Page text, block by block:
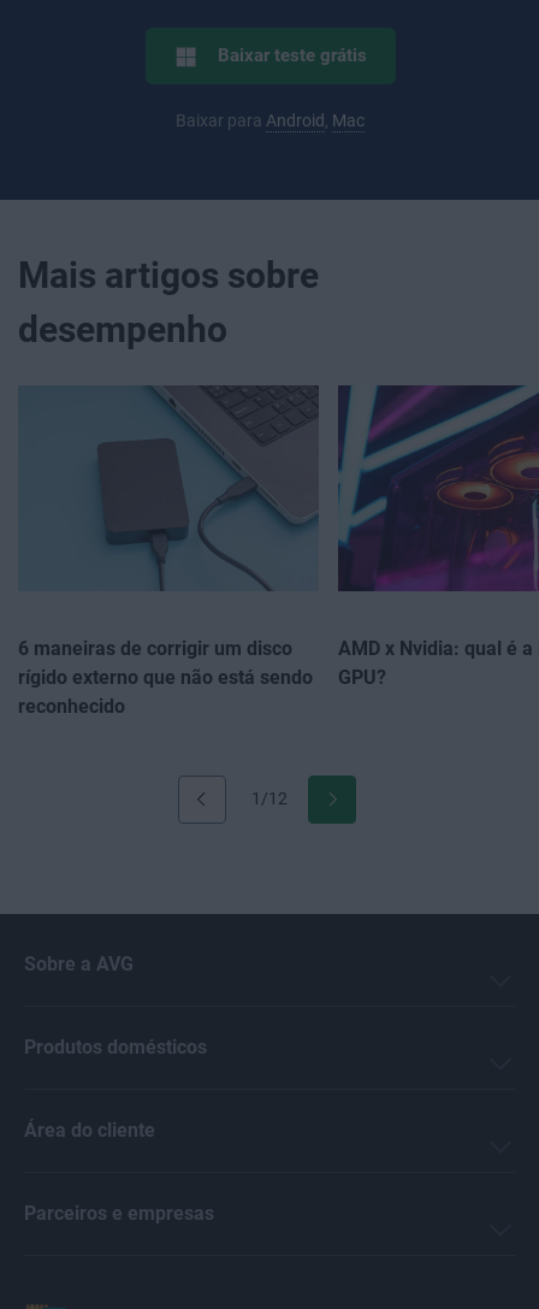
Baixar teste grátis
Baixar para Android Mac
Mais artigos sobre
desempenho
1/12
6 maneiras de corrigir um disco
rígido externo que não está sendo
reconhecido
AMD x Nvidia: qual é
GPU?
Sobre a AVG
Produtos domésticos
Área do cliente
Parceiros e empresas